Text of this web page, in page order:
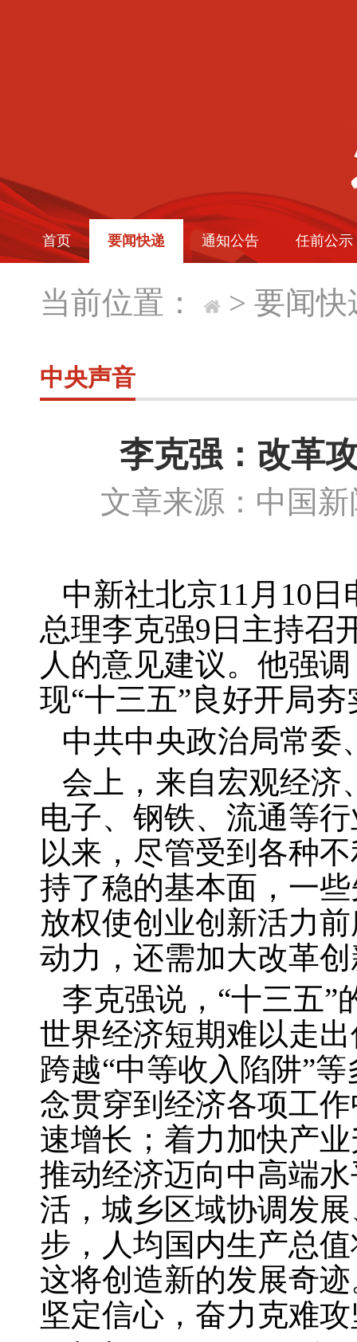
首页 要闻快递 通知公告 任前公示
当前位置： > 要闻快
中央声音
李克强：改革
文章来源：中
中新社北京11 月 10 日
总理李克强9 日主持召
人的意见建议。他强
现“十三五”良好开局
中共中央政治局常委
会上，来自宏观经济
电子、钢铁、流通等
以来，尽管受到各种
持了稳的基本面，一
放权使创业创新活力
动力，还需加大改革
李克强说，“十三五”
世界经济短期难以走
跨越“中等收入陷阱”
念贯穿到经济各项工
速增长；着力加快产
推动经济迈向中高端
活，城乡区域协调发
步，人均国内生产总
这将创造新的发展奇
坚定信心，奋力克难